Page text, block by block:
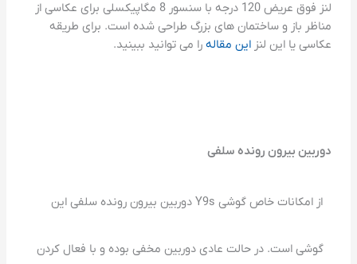
لنز فوق عریض 120 درجه با سنسور 8 مگاپیکسلی برای عکاسی از
مناظر باز و ساختمان های بزرگ طراحی شده است. برای طریقه
عکاسی یا این لنزاین مقاله را می توانید ببینید.
دوربین بیرون رونده سلفی
از امکانات خاص گوشی Y9s دوربین بیرون رونده سلفی این
گوشی است. در حالت عادی دوربین مخفی بوده و با فعال کردن